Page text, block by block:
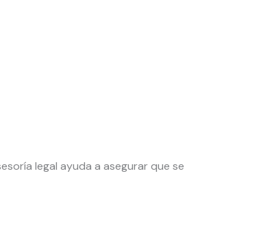
legal ayuda a asegurar que se